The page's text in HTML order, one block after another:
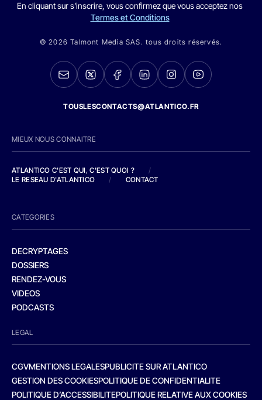
En cliquant sur s'inscrire, vous confirmez que vous acceptez nos
Termes et Conditions
© 2026 Talmont Media SAS. tous droits réservés.
TOUSLESCONTACTS@ATLANTICO.FR
MIEUX NOUS CONNAITRE
ATLANTICO C'EST QUI, C'EST QUOI ?
/
LE RESEAU D'ATLANTICO
/ CONTACT
CATEGORIES
DECRYPTAGES
DOSSIERS
RENDEZ-VOUS
VIDEOS
PODCASTS
LEGAL
CGVMENTIONS LEGALESPUBLICITE SUR ATLANTICO
GESTION DES COOKIESPOLITIQUE DE CONFIDENTIALITE
POLITIQUE D’ACCESSIBILITEPOLITIQUE RELATIVE AUX COOKIES